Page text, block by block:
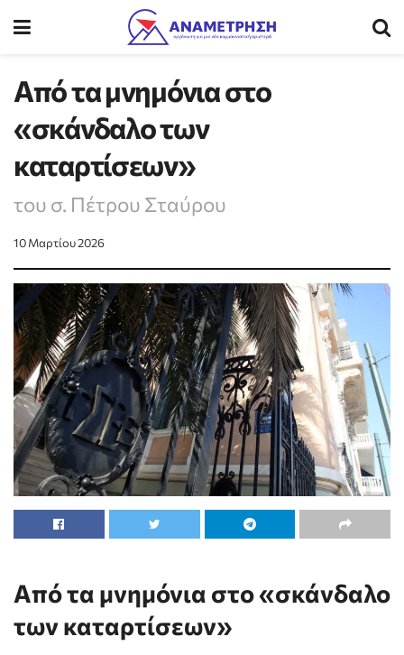
Από τα μνημόνια στο
«σκάνδαλο των
καταρτίσεων»
του σ. Πέτρου Σταύρου
10 Μαρτίου 2026
Από τα μνημόνια στο «σκάνδαλο
των καταρτίσεων»